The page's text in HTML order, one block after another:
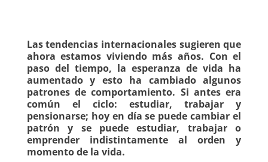
Las tendencias internacionales sugieren que
ahora estamos viviendo más años. Con el
paso del tiempo, la esperanza de vida ha
aumentado y esto ha cambiado algunos
patrones de comportamiento. Si antes era
común el ciclo: estudiar, trabajar y
pensionarse; hoy en día se puede cambiar el
patrón y se puede estudiar, trabajar o
emprender indistintamente al orden y
momento de la vida.